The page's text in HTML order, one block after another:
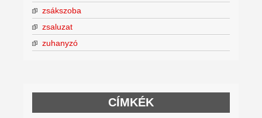
zsákszoba
zsaluzat
zuhanyzó
CÍMKÉK